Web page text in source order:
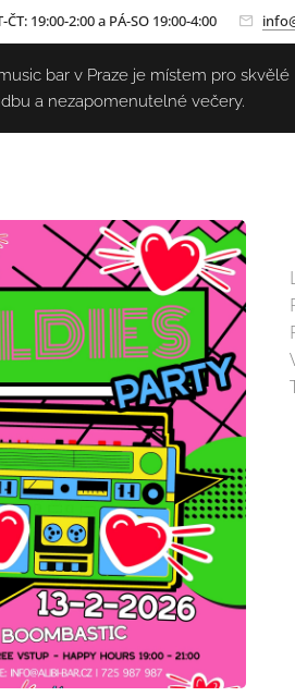
ČT: 19:00-2:00 a PÁ-SO 19:00-4:00
bar v Praze je místem pro skvělé
a nezapomenutelné večery.